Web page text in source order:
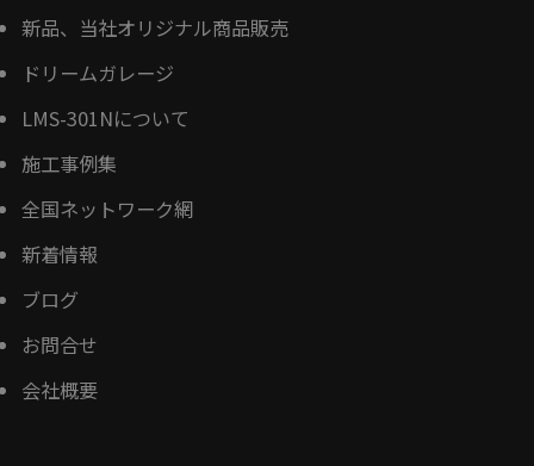
新品、当社オリジナル商品販売
ドリームガレージ
LMS-301Nについて
施工事例集
全国ネットワーク網
新着情報
ブログ
お問合せ
会社概要